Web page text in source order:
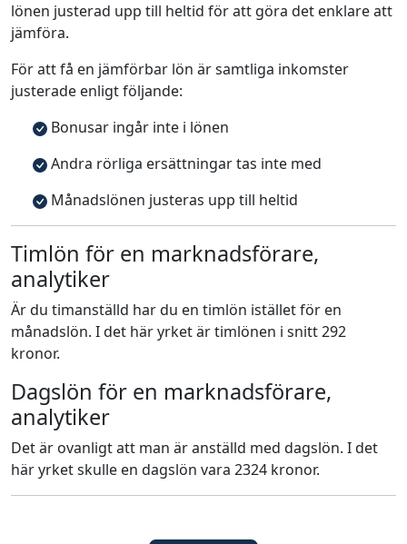
lönen justerad upp till heltid för att göra det enklare att
jämföra.
För att få en jämförbar lön är samtliga inkomster
justerade enligt följande:
Bonusar ingår inte i lönen
Andra rörliga ersättningar tas inte med
Månadslönen justeras upp till heltid
Timlön för en marknadsförare,
analytiker
Är du timanställd har du en timlön istället för en
månadslön. I det här yrket är timlönen i snitt 292
kronor.
Dagslön för en marknadsförare,
analytiker
Det är ovanligt att man är anställd med dagslön. I det
här yrket skulle en dagslön vara 2324 kronor.